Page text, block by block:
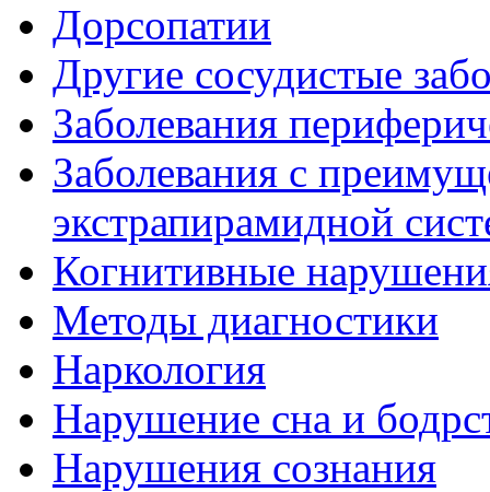
Дорсопатии
Другие сосудистые
Заболевания
Заболевания с
экстрапирамидной
Когнитивные
Методы диагностики
Наркология
Нарушение сна и
Нарушения сознания